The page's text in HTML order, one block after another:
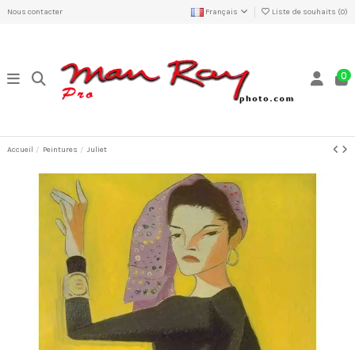
Nous contacter Français Liste de souhaits (0)
0
Accueil Peintures Juliet